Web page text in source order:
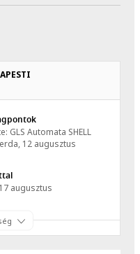
GLS Automata SHELL
12 augusztus
augusztus